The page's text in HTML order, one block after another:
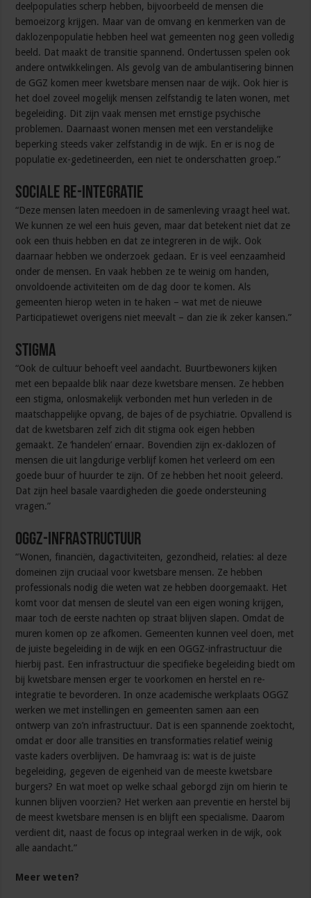
deelpopulaties scherp hebben, bijvoorbeeld de mensen die
bemoeizorg krijgen. Maar van de omvang en kenmerken van de
daklozenpopulatie hebben heel wat gemeenten nog geen volledig
beeld. Dat maakt de transitie spannend. Ondertussen spelen ook
andere ontwikkelingen. Als gevolg van de ambulantisering binnen
de GGZ komen meer kwetsbare mensen naar de wijk. Ook hier is
het doel zoveel mogelijk mensen zelfstandig te laten wonen, met
begeleiding. Dit zijn vaak mensen met ernstige psychische
problemen. Daarnaast wonen mensen met een verstandelijke
beperking steeds vaker zelfstandig in de wijk. En er is nog de
populatie ex-gedetineerden, een niet te onderschatten groep.”
Sociale re-integratie
“Deze mensen laten meedoen in de samenleving vraagt heel wat.
We kunnen ze wel een huis geven, maar dat betekent niet dat ze
ook een thuis hebben en dat ze integreren in de wijk. Ook
daarnaar hebben we onderzoek gedaan. Er is veel eenzaamheid
onder de mensen. En vaak hebben ze te weinig om handen,
onvoldoende activiteiten om de dag door te komen. Als
gemeenten hierop weten in te haken – wat met de nieuwe
Participatiewet overigens niet meevalt – dan zie ik zeker kansen.”
Stigma
“Ook de cultuur behoeft veel aandacht. Buurtbewoners kijken
met een bepaalde blik naar deze kwetsbare mensen. Ze hebben
een stigma, onlosmakelijk verbonden met hun verleden in de
maatschappelijke opvang, de bajes of de psychiatrie. Opvallend is
dat de kwetsbaren zelf zich dit stigma ook eigen hebben
gemaakt. Ze ‘handelen’ ernaar. Bovendien zijn ex-daklozen of
mensen die uit langdurige verblijf komen het verleerd om een
goede buur of huurder te zijn. Of ze hebben het nooit geleerd.
Dat zijn heel basale vaardigheden die goede ondersteuning
vragen.”
OGGZ-infrastructuur
“Wonen, financiën, dagactiviteiten, gezondheid, relaties: al deze
domeinen zijn cruciaal voor kwetsbare mensen. Ze hebben
professionals nodig die weten wat ze hebben doorgemaakt. Het
komt voor dat mensen de sleutel van een eigen woning krijgen,
maar toch de eerste nachten op straat blijven slapen. Omdat de
muren komen op ze afkomen. Gemeenten kunnen veel doen, met
de juiste begeleiding in de wijk en een OGGZ-infrastructuur die
hierbij past. Een infrastructuur die specifieke begeleiding biedt om
bij kwetsbare mensen erger te voorkomen en herstel en re-
integratie te bevorderen. In onze academische werkplaats OGGZ
werken we met instellingen en gemeenten samen aan een
ontwerp van zo’n infrastructuur. Dat is een spannende zoektocht,
omdat er door alle transities en transformaties relatief weinig
vaste kaders overblijven. De hamvraag is: wat is de juiste
begeleiding, gegeven de eigenheid van de meeste kwetsbare
burgers? En wat moet op welke schaal geborgd zijn om hierin te
kunnen blijven voorzien? Het werken aan preventie en herstel bij
de meest kwetsbare mensen is en blijft een specialisme. Daarom
verdient dit, naast de focus op integraal werken in de wijk, ook
alle aandacht.”
Meer weten?